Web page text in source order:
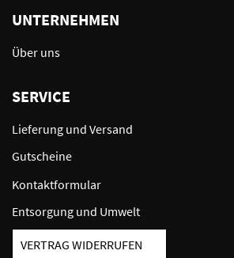
UNTERNEHMEN
Über uns
SERVICE
Lieferung und Versand
Gutscheine
Kontaktformular
Entsorgung und Umwelt
VERTRAG WIDERRUFEN